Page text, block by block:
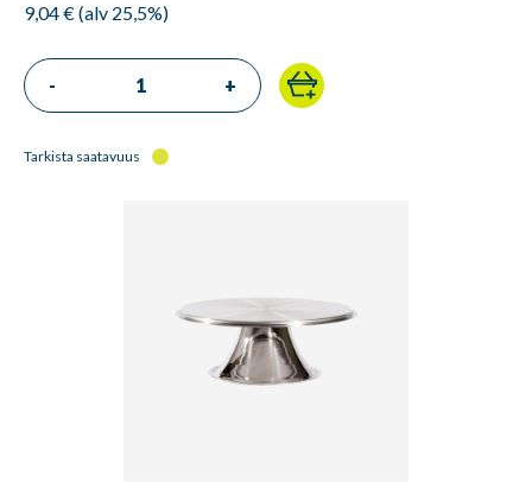
9,04 € (alv 25,5%)
- +
Tarkista saatavuus